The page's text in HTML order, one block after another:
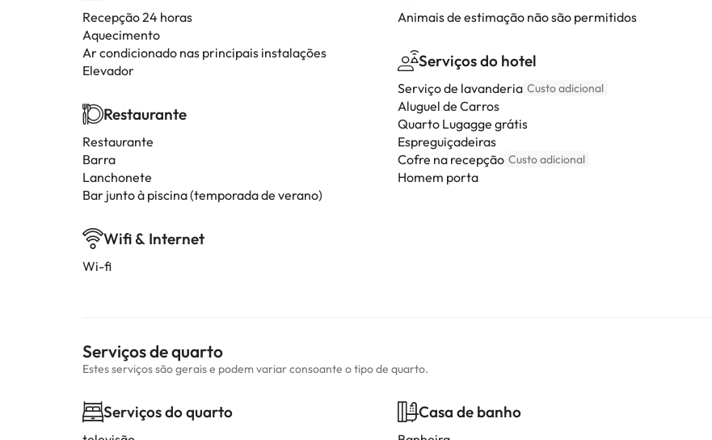
Recepção 24 horas
Aquecimento
Ar condicionado nas principais instalações
Elevador
Restaurante
Restaurante
Barra
Lanchonete
Bar junto à piscina (temporada de verano)
Wifi & Internet
Wi-fi
Animais de estimação não são permitidos
Serviços do hotel
Serviço de lavanderia Custo adicional
Aluguel de Carros
Quarto Lugagge grátis
Espreguiçadeiras
Cofre na recepção Custo adicional
Homem porta
Serviços de quarto
Estes serviços são gerais e podem variar consoante o tipo de quarto.
Serviços do quarto Casa de banho